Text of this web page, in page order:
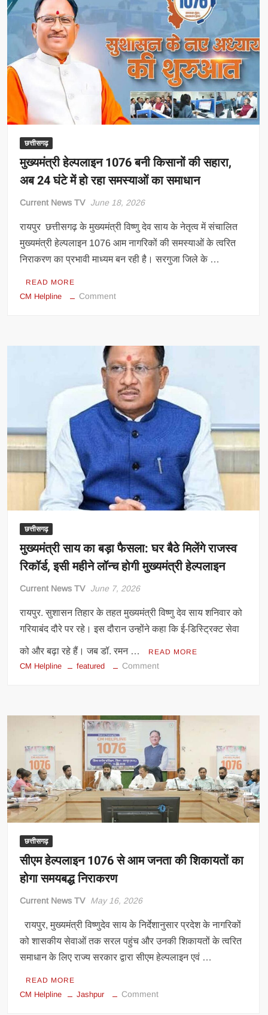
3
महीने
से
लंबित,
जनता
की
सुनवाई
पर
लगा
छत्तीसगढ़
मुख्यमंत्री हेल्पलाइन 1076 बनी किसानों की सहारा,
अब 24 घंटे में हो रहा समस्याओं का समाधान
Current News TV June 18, 2026
रायपुर छत्तीसगढ़ के मुख्यमंत्री विष्णु देव साय के नेतृत्व में संचालित
मुख्यमंत्री हेल्पलाइन 1076 आम नागरिकों की समस्याओं के त्वरित
निराकरण का प्रभावी माध्यम बन रही है। सरगुजा जिले के …
READ MORE
CM Helpline Commenton
बनी
किसानों
की
सहारा,
अब
24
घंटे
हो
रहा
समस्याओं
का
छत्तीसगढ़
मुख्यमंत्री साय का बड़ा फैसला: घर बैठे मिलेंगे राजस्व
रिकॉर्ड, इसी महीने लॉन्च होगी मुख्यमंत्री हेल्पलाइन
Current News TV June 7, 2026
रायपुर. सुशासन तिहार के तहत मुख्यमंत्री विष्णु देव साय शनिवार को
गरियाबंद दौरे पर रहे। इस दौरान उन्होंने कहा कि ई-डिस्ट्रिक्ट सेवा
को और बढ़ा रहे हैं। जब डॉ. रमन … READ MORE
CM Helpline featured Commenton
बड़ा
फैसला:
घर
बैठे
मिलेंगे
राजस्व
रिकॉर्ड,
इसी
होगी
छत्तीसगढ़
सीएम हेल्पलाइन 1076 से आम जनता की शिकायतों का
होगा समयबद्ध निराकरण
Current News TV May 16, 2026
रायपुर, मुख्यमंत्री विष्णुदेव साय के निर्देशानुसार प्रदेश के नागरिकों
को शासकीय सेवाओं तक सरल पहुंच और उनकी शिकायतों के त्वरित
समाधान के लिए राज्य सरकार द्वारा सीएम हेल्पलाइन एवं …
READ MORE
CM Helpline Jashpur Commenton